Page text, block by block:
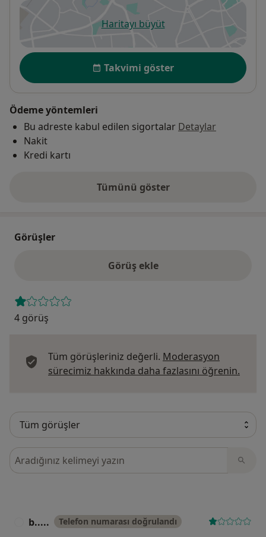
Haritayı büyütyeni bir sekmede açılır
Uygunluk
Takvimi göster
Ödeme yöntemleri
Bu adreste kabul edilen sigortalar Detaylar
Nakit
Kredi kartı
Tümünü göster
adres hakkında
Görüşler
Görüş ekle
4 görüş
Tüm görüşleriniz değerli. Moderasyon
sürecimiz hakkında daha fazlasını öğrenin.
Görüşler içerisinde ara
b..... Telefon numarası doğrulandı